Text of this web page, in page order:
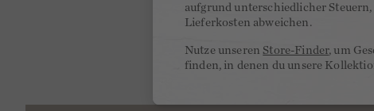
BESTSELLER
aufgrund unterschiedlicher Steuern,
Lieferkosten abweichen.
Nutze unseren Store-Finder, um
finden, in denen du unsere